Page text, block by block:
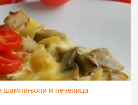
шампињони и печеница